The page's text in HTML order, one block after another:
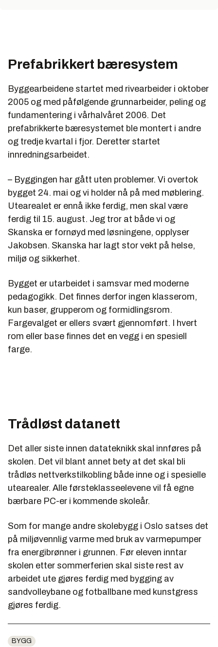
Prefabrikkert bæresystem
Byggearbeidene startet med rivearbeider i oktober
2005 og med påfølgende grunnarbeider, peling og
fundamentering i vårhalvåret 2006. Det
prefabrikkerte bæresystemet ble montert i andre
og tredje kvartal i fjor. Deretter startet
innredningsarbeidet.
– Byggingen har gått uten problemer. Vi overtok
bygget 24. mai og vi holder nå på med møblering.
Utearealet er ennå ikke ferdig, men skal være
ferdig til 15. august. Jeg tror at både vi og
Skanska er fornøyd med løsningene, opplyser
Jakobsen. Skanska har lagt stor vekt på helse,
miljø og sikkerhet.
Bygget er utarbeidet i samsvar med moderne
pedagogikk. Det finnes derfor ingen klasserom,
kun baser, grupperom og formidlingsrom.
Fargevalget er ellers svært gjennomført. I hvert
rom eller base finnes det en vegg i en spesiell
farge.
Trådløst datanett
Det aller siste innen datateknikk skal innføres på
skolen. Det vil blant annet bety at det skal bli
trådløs nettverkstilkobling både inne og i spesielle
utearealer. Alle førsteklasseelevene vil få egne
bærbare PC-er i kommende skoleår.
Som for mange andre skolebygg i Oslo satses det
på miljøvennlig varme med bruk av varmepumper
fra energibrønner i grunnen. Før eleven inntar
skolen etter sommerferien skal siste rest av
arbeidet ute gjøres ferdig med bygging av
sandvolleybane og fotballbane med kunstgress
gjøres ferdig.
BYGG